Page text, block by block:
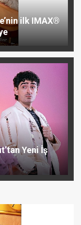
ilk IMAX®
Yeni İş